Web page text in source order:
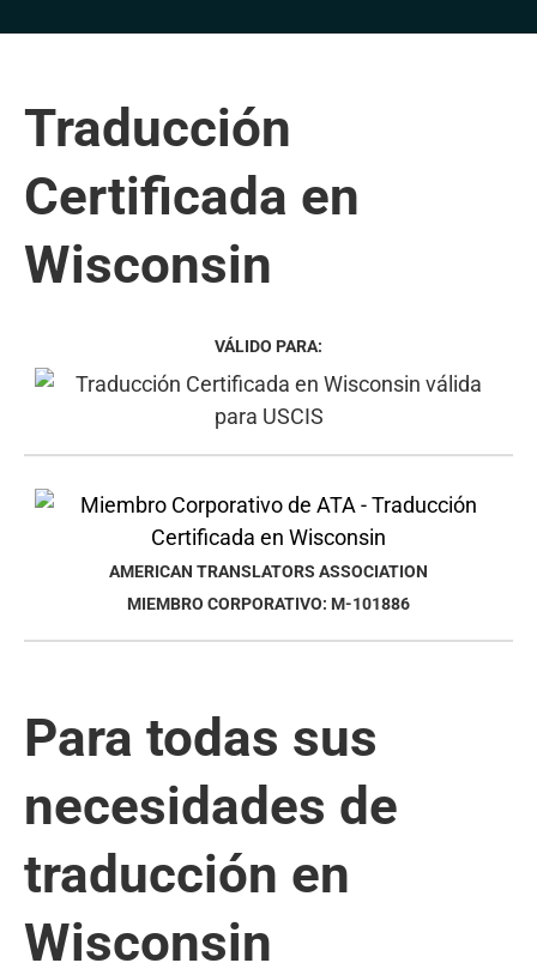
Traducción
Certificada en
Wisconsin
VÁLIDO PARA:
AMERICAN TRANSLATORS ASSOCIATION
MIEMBRO CORPORATIVO: M-101886
Para todas sus
necesidades de
traducción en
Wisconsin